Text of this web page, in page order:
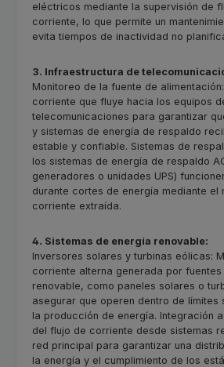
eléctricos mediante la supervisión de
corriente, lo que permite un
evita tiempos de inactividad no
3. Infraestructura de
Monitoreo de la fuente de
corriente que fluye hacia los equipos
telecomunicaciones para garantizar
y sistemas de energía de respaldo
estable y confiable. Sistemas de
los sistemas de energía de respaldo
generadores o unidades UPS)
durante cortes de energía mediante el
corriente extraída.
4. Sistemas de energía renovable:
Inversores solares y turbinas eólicas:
corriente alterna generada por
renovable, como paneles solares o
asegurar que operen dentro de límites
la producción de energía. Integración
del flujo de corriente desde sistemas
red principal para garantizar una
la energía y el cumplimiento de los